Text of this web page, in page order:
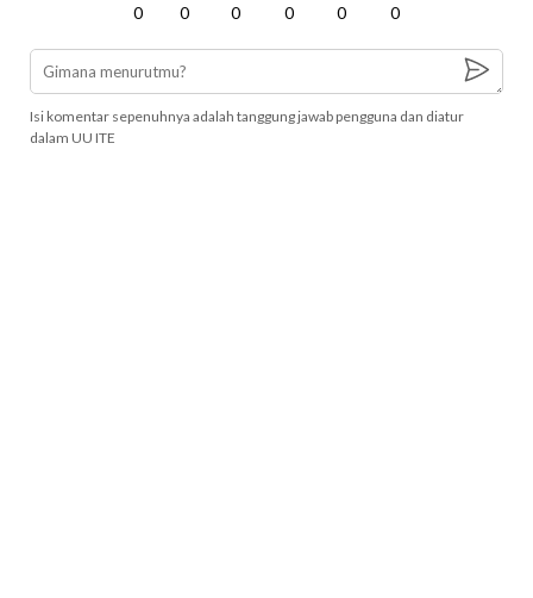
0 0 0 0 0 0
Isi komentar sepenuhnya adalah tanggung jawab pengguna dan diatur
dalam UU ITE